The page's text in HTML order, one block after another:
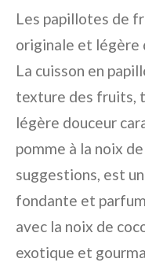
Les papillotes de
originale et légère
La cuisson en
texture des fruits,
légère douceur
pomme à la noix
suggestions, est
fondante et
avec la noix de
exotique et